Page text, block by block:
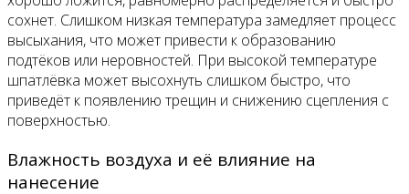
сохнет. Слишком низкая температура замедляет процесс
высыхания, что может привести к образованию
подтёков или неровностей. При высокой температуре
шпатлёвка может высохнуть слишком быстро, что
приведёт к появлению трещин и снижению сцепления с
поверхностью.
Влажность воздуха и её влияние на
нанесение